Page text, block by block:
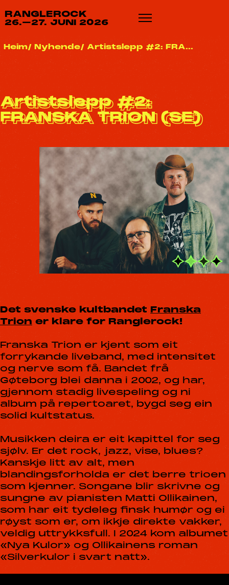
RANGLEROCK
26.–27. JUNI 2026
Heim Nyhende Artistslepp #2: FRA...
Artistslepp #2:
FRANSKA TRION (SE)
Det svenske kultbandet Franska
Trion er klare for Ranglerock!
Franska Trion er kjent som eit
forrykande liveband, med intensitet
og nerve som få. Bandet frå
Gøteborg blei danna i 2002, og har,
gjennom stadig livespeling og ni
album på repertoaret, bygd seg ein
solid kultstatus.
Musikken deira er eit kapittel for seg
sjølv. Er det rock, jazz, vise, blues?
Kanskje litt av alt, men
blandingsforholda er det berre trioen
som kjenner. Songane blir skrivne og
sungne av pianisten Matti Ollikainen,
som har eit tydeleg finsk humør og ei
røyst som er, om ikkje direkte vakker,
veldig uttrykksfull. I 2024 kom albumet
«Nya Kulor» og Ollikainens roman
«Silverkulor i svart natt».